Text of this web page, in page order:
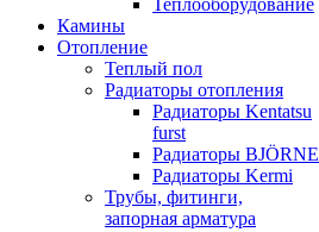
Теплооборудование
Камины
Отопление
Теплый пол
Радиаторы отопления
Радиаторы Kentatsu
furst
Радиаторы BJÖRNE
Радиаторы Kermi
Трубы, фитинги,
запорная арматура